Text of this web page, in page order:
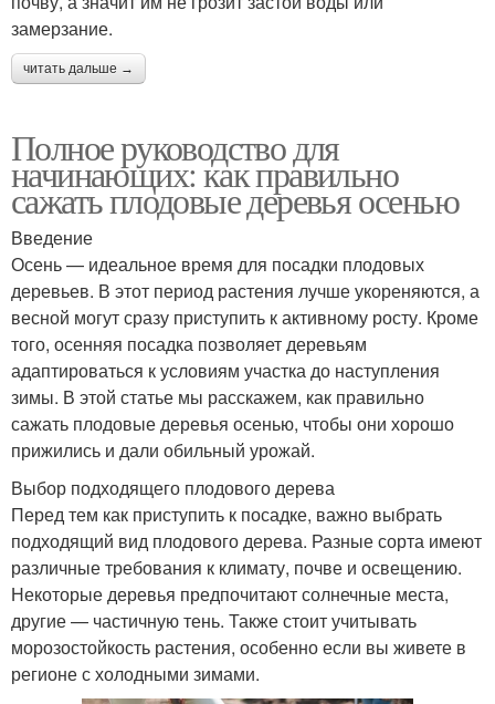
замерзание.
читать дальше →
Полное руководство для
начинающих: как правильно
сажать плодовые деревья осенью
Введение
Осень — идеальное время для посадки плодовых
деревьев. В этот период растения лучше укореняются, а
весной могут сразу приступить к активному росту. Кроме
того, осенняя посадка позволяет деревьям
адаптироваться к условиям участка до наступления
зимы. В этой статье мы расскажем, как правильно
сажать плодовые деревья осенью, чтобы они хорошо
прижились и дали обильный урожай.
Выбор подходящего плодового дерева
Перед тем как приступить к посадке, важно выбрать
подходящий вид плодового дерева. Разные сорта имеют
различные требования к климату, почве и освещению.
Некоторые деревья предпочитают солнечные места,
другие — частичную тень. Также стоит учитывать
морозостойкость растения, особенно если вы живете в
регионе с холодными зимами.